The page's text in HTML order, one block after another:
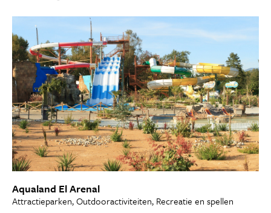
Aqualand El Arenal
Attractieparken, Outdooractiviteiten, Recreatie en spellen